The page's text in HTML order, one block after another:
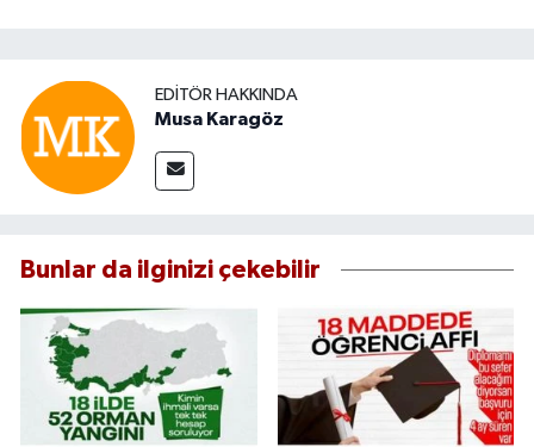
EDITÖR HAKKINDA
Musa Karagöz
Bunlar da ilginizi çekebilir